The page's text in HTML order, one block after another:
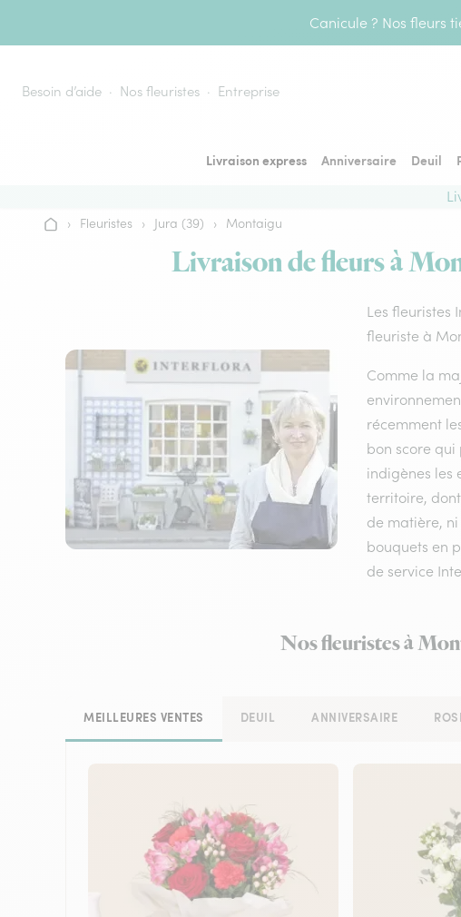
Canicule ? Nos fleurs
Besoin d’aide Nos fleuristes Entreprise
Livraison express Anniversaire Deuil
Accueil
› Fleuristes › Jura (39) › Montaigu
Livraison de fleurs à
Les fleuristes
fleuriste à
Comme la
récemment
bon score qui
indigènes les
territoire,
de matière,
bouquets en
de service
Nos fleuristes à
MEILLEURES VENTES DEUIL ANNIVERSAIRE